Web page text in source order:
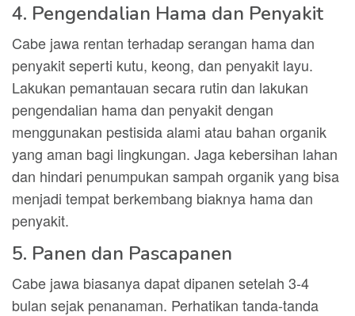
4. Pengendalian Hama dan Penyakit
Cabe jawa rentan terhadap serangan hama dan
penyakit seperti kutu, keong, dan penyakit layu.
Lakukan pemantauan secara rutin dan lakukan
pengendalian hama dan penyakit dengan
menggunakan pestisida alami atau bahan organik
yang aman bagi lingkungan. Jaga kebersihan lahan
dan hindari penumpukan sampah organik yang bisa
menjadi tempat berkembang biaknya hama dan
penyakit.
5. Panen dan Pascapanen
Cabe jawa biasanya dapat dipanen setelah 3-4
bulan sejak penanaman. Perhatikan tanda-tanda